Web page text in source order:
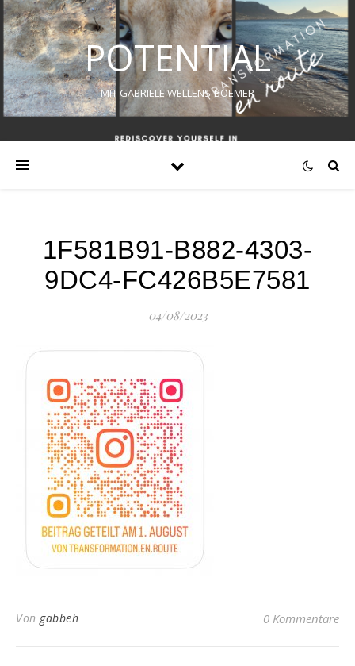
POTENTIAL
MIT GABRIELE WELLENS-BOEMER
1F581B91-B882-4303-
9DC4-FC426B5E7581
04/08/2023
Von gabbeh 0 Kommentare